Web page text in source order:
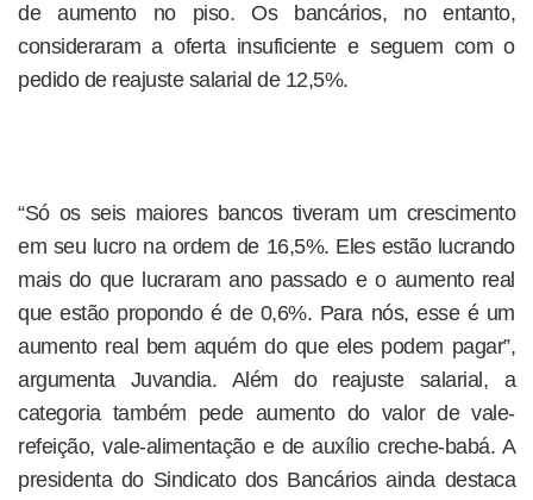
de aumento no piso. Os bancários, no entanto,
consideraram a oferta insuficiente e seguem com o
pedido de reajuste salarial de 12,5%.
“Só os seis maiores bancos tiveram um crescimento
em seu lucro na ordem de 16,5%. Eles estão lucrando
mais do que lucraram ano passado e o aumento real
que estão propondo é de 0,6%. Para nós, esse é um
aumento real bem aquém do que eles podem pagar”,
argumenta Juvandia. Além do reajuste salarial, a
categoria também pede aumento do valor de vale-
refeição, vale-alimentação e de auxílio creche-babá. A
presidenta do Sindicato dos Bancários ainda destaca